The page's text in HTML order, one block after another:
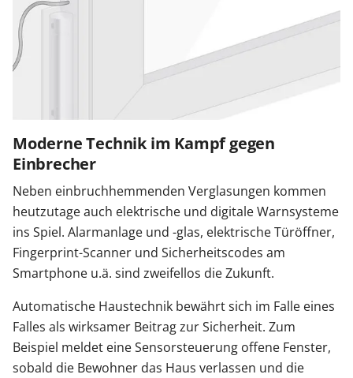
Moderne Technik im Kampf gegen
Einbrecher
Neben einbruchhemmenden Verglasungen kommen
heutzutage auch elektrische und digitale Warnsysteme
ins Spiel. Alarmanlage und -glas, elektrische Türöffner,
Fingerprint-Scanner und Sicherheitscodes am
Smartphone u.ä. sind zweifellos die Zukunft.
Automatische Haustechnik bewährt sich im Falle eines
Falles als wirksamer Beitrag zur Sicherheit. Zum
Beispiel meldet eine Sensorsteuerung offene Fenster,
sobald die Bewohner das Haus verlassen und die